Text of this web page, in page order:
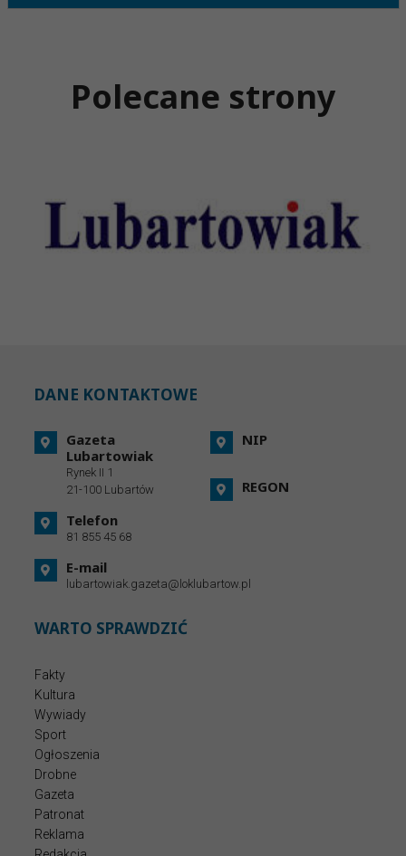
Polecane strony
DANE KONTAKTOWE
Gazeta
Lubartowiak
Rynek II 1
21-100 Lubartów
Telefon
81 855 45 68
E-mail
lubartowiak.gazeta@loklubartow.pl
NIP
REGON
WARTO SPRAWDZIĆ
Fakty
Kultura
Wywiady
Sport
Ogłoszenia
Drobne
Gazeta
Patronat
Reklama